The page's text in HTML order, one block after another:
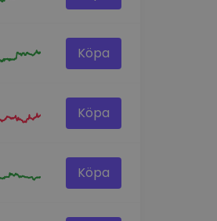
Köpa
Köpa
Köpa